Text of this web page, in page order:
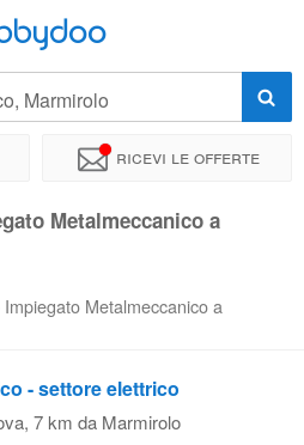
Marmirolo
Ricevi le offerte
Metalmeccanico a
Metalmeccanico a
- settore elettrico
, 7 km da Marmirolo